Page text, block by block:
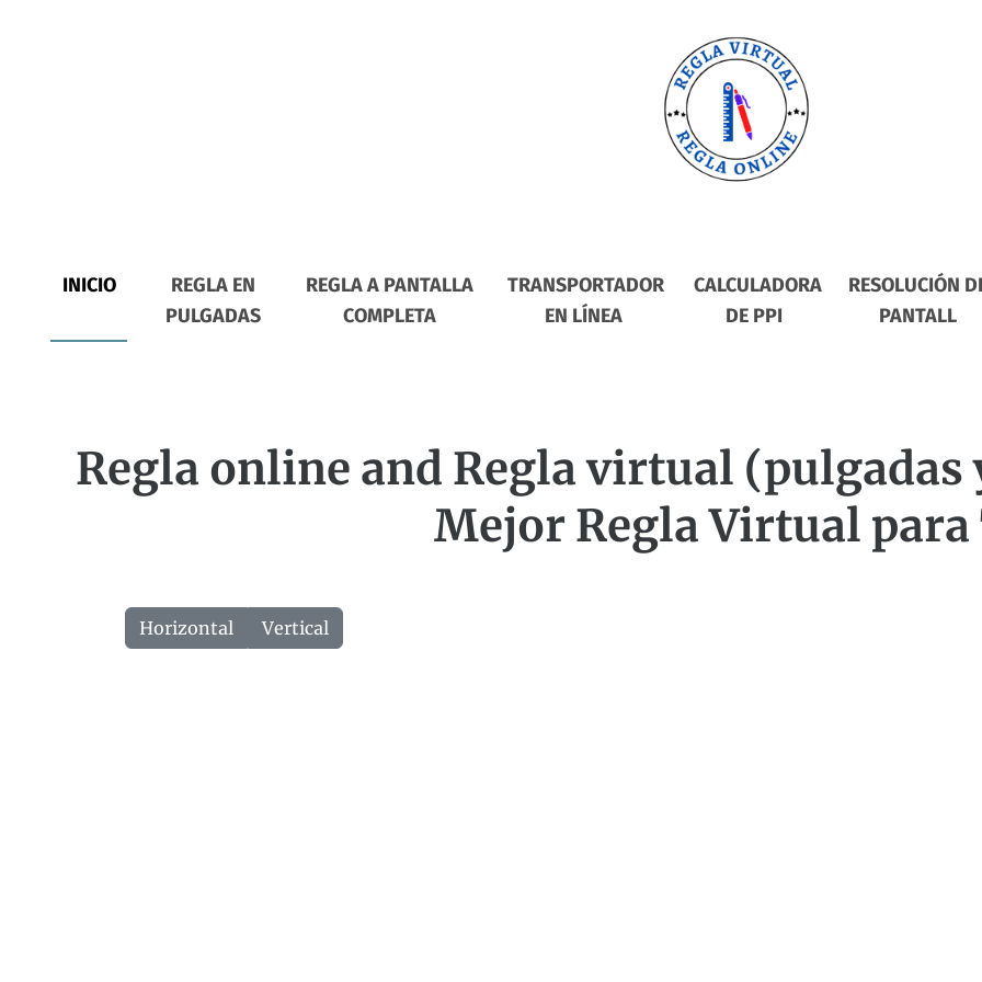
INICIO
REGLA EN
PULGADAS
REGLA A PANTALLA
COMPLETA
TRANSPORTADOR
EN LÍNEA
CALCULADORA
DE PPI
RESOLUCIÓN
PANTALL
Regla online and Regla virtual (pulgadas
Mejor Regla Virtual para
Horizontal Vertical